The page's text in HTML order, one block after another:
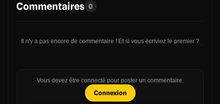
Commentaires 0
Il n'y a pas encore de commentaire ! Et si vous écriviez le premier ?
Vous devez être connecté pour poster un commentaire.
Connexion